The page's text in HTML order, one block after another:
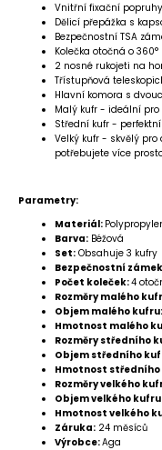
Vnitřní fixační popruhy
Dělicí přepážka s
Bezpečnostní TSA
Kolečka otočná o 360°
2 nosné rukojeti na
Třístupňová
Hlavní komora s
Malý kufr - ideální
Střední kufr -
Velký kufr - skvělý
potřebujete více
Parametry:
Materiál:
Barva: Béžová
Set: Obsahuje 3 kufry
Bezpečnostní
Počet koleček:4
Rozměry malého
Objem malého kufru:
Hmotnost malého
Rozměry středního
Objem středního
Hmotnost
Rozměry velkého
Objem velkého
Hmotnost velkého
Záruka: 24 měsíců
Výrobce:Aga